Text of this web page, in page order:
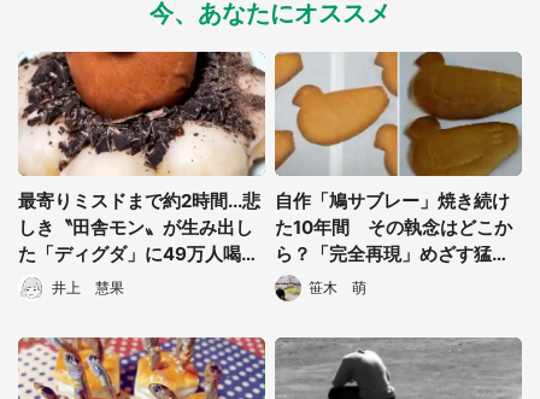
今、あなたにオススメ
最寄りミスドまで約2時間...悲
しき〝田舎モン〟が生み出し
た「ディグダ」に49万人喝
采 「何でそんな似てるん
だ」
井上 慧果
自作「鳩サブレー」焼き続け
た10年間 その執念はどこか
ら？「完全再現」めざす猛者
に聞いた笹木 萌